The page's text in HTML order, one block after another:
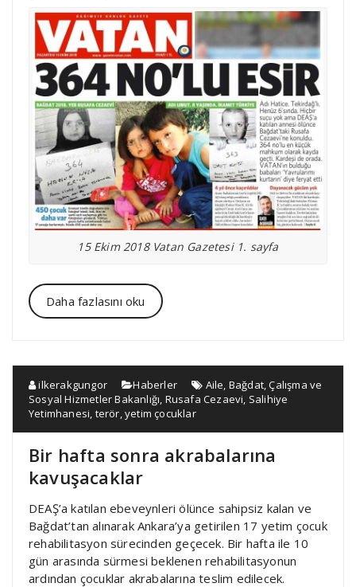
15 Ekim 2018 Vatan Gazetesi 1. sayfa
Daha fazlasını oku
ilkerakgungor Haberler Aile Bağdat ,Çalışma ve
Sosyal Hizmetler Bakanlığı Rusafa Cezaevi Salihiye
Yetimhanesi terör ,yetim çocuklar
Bir hafta sonra akrabalarına
kavuşacaklar
DEAŞ’a katılan ebeveynleri ölünce sahipsiz kalan ve
Bağdat’tan alınarak Ankara’ya getirilen 17 yetim çocuk
rehabilitasyon sürecinden geçecek. Bir hafta ile 10
gün arasında sürmesi beklenen rehabilitasyonun
ardından çocuklar akrabalarına teslim edilecek.